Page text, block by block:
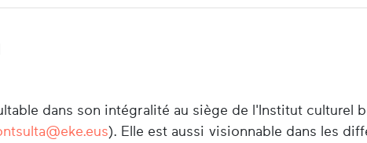
dans son intégralité au siège de l'Institut culturel
). Elle est aussi visionnable dans les